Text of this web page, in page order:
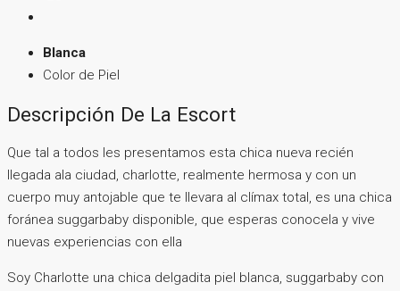
Blanca
Color de Piel
Descripción De La Escort
Que tal a todos les presentamos esta chica nueva recién
llegada ala ciudad, charlotte, realmente hermosa y con un
cuerpo muy antojable que te llevara al clímax total, es una chica
foránea suggarbaby disponible, que esperas conocela y vive
nuevas experiencias con ella
Soy Charlotte una chica delgadita piel blanca, suggarbaby con